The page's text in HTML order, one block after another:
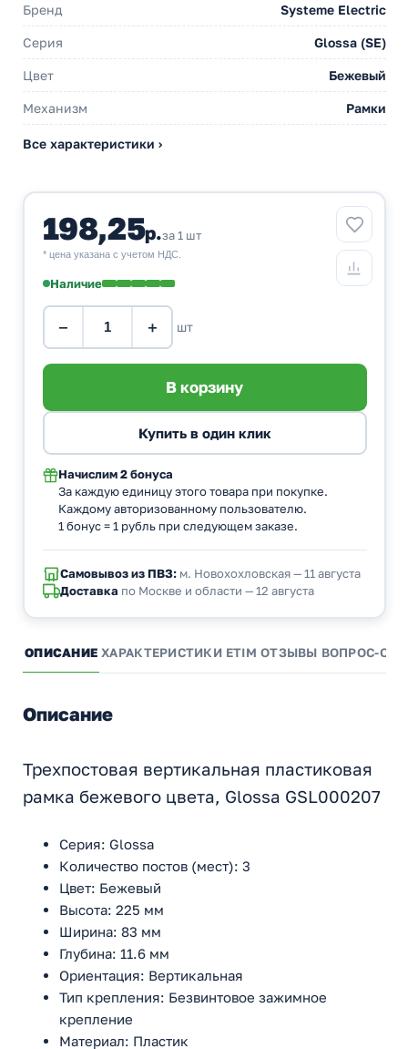
Бренд Systeme Electric
Серия Glossa (SE)
Цвет Бежевый
Механизм Рамки
Все характеристики ›
198,25р.за 1 шт
* цена указана с учетом НДС.
Наличие
− + шт
Начислим 2 бонуса
За каждую единицу этого товара при покупке.
Каждому авторизованному пользователю.
1 бонус = 1 рубль при следующем заказе.
Самовывоз из ПВЗ:м. Новохохловская — 11 августа
Доставка по Москве и области — 12 августа
ОПИСАНИЕ ХАРАКТЕРИСТИКИ ETIM ОТЗЫВЫ ВОПРОС-
Описание
Трехпостовая вертикальная пластиковая
рамка бежевого цвета, Glossa GSL000207
Серия: Glossa
Количество постов (мест): 3
Цвет: Бежевый
Высота: 225 мм
Ширина: 83 мм
Глубина: 11.6 мм
Ориентация: Вертикальная
Тип крепления: Безвинтовое зажимное
крепление
Материал: Пластик